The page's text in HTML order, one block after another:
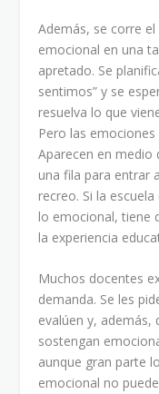
Además, se corre
emocional en una
apretado. Se
sentimos” y se
resuelva lo que
Pero las
Aparecen en medio
una fila para entrar
recreo. Si la
lo emocional, tiene
la experiencia
Muchos docentes
demanda. Se les
evalúen y, además,
sostengan
aunque gran parte
emocional no